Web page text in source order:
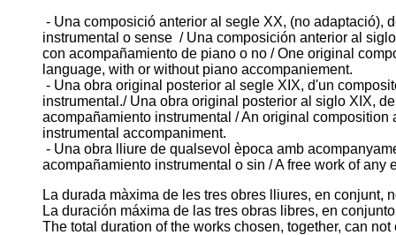
- Una composició anterior al segle XX, (no adaptació),
instrumental o sense / Una composición anterior al
con acompañamiento de piano o no / One original
language, with or without piano accompaniement.
- Una obra original posterior al segle XIX, d'un
instrumental./ Una obra original posterior al siglo XIX,
acompañamiento instrumental / An original
instrumental accompaniment.
- Una obra lliure de qualsevol època amb
acompañamiento instrumental o sin / A free work of
La durada màxima de les tres obres lliures, en conjunt,
La duración máxima de las tres obras libres, en
The total duration of the works chosen, together, can